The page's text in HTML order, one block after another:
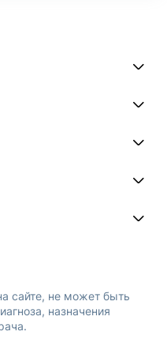
сайте, не может быть
назначения